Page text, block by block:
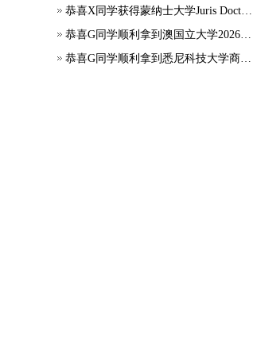
恭喜X同学获得蒙纳士大学Juris Doctor offer
恭喜G同学顺利拿到澳国立大学2026年7月应用会计硕士录取通知书~
恭喜G同学顺利拿到悉尼科技大学商科本科录取通知书~